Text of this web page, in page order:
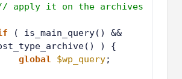
apply it on the archives
( is_main_query() &&
) {
global
$wp_query;